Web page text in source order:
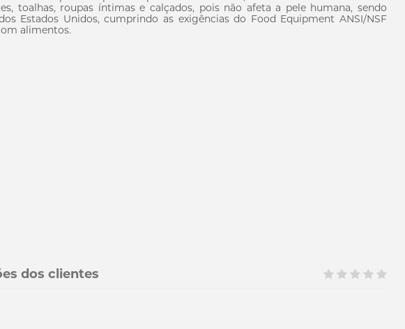
toalhas, roupas íntimas e calçados, pois não afeta a pele humana, sendo
Estados Unidos, cumprindo as exigências do Food Equipment ANSI/NSF
alimentos.
dos clientes